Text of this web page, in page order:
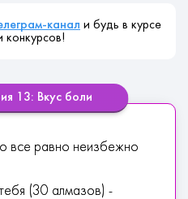
канал и будь в курсе
конкурсов!
13: Вкус боли
все равно неизбежно
(30 алмазов) -